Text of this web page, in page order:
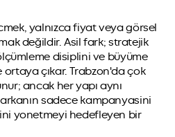
yalnızca fiyat veya görsel
değildir. Asil fark; stratejik
disiplini ve büyüme
ortaya çıkar. Trabzon'da çok
ancak her yapı aynı
sadece kampanyasini
yonetmeyi hedefleyen bir